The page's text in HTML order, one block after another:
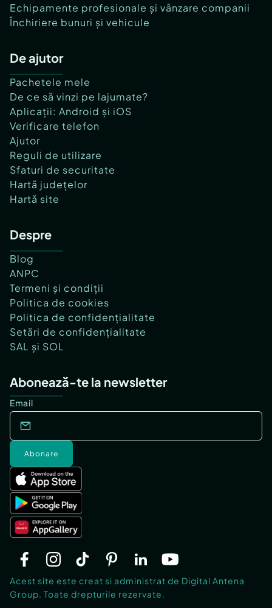
Echipamente profesionale și vânzare companii
Închiriere bunuri și vehicule
De ajutor
Pachetele mele
De ce să vinzi pe lajumate?
Aplicații: Android și iOS
Verificare telefon
Ajutor
Reguli de utilizare
Sfaturi de securitate
Hartă județelor
Hartă site
Despre
Blog
ANPC
Termeni și condiții
Politica de cookies
Politica de confidențialitate
Setări de confidențialitate
SAL și SOL
Abonează-te la newsletter
Email
Abonare
Acest site este creat si administrat de Digital Antena
Group. Toate drepturile rezervate.